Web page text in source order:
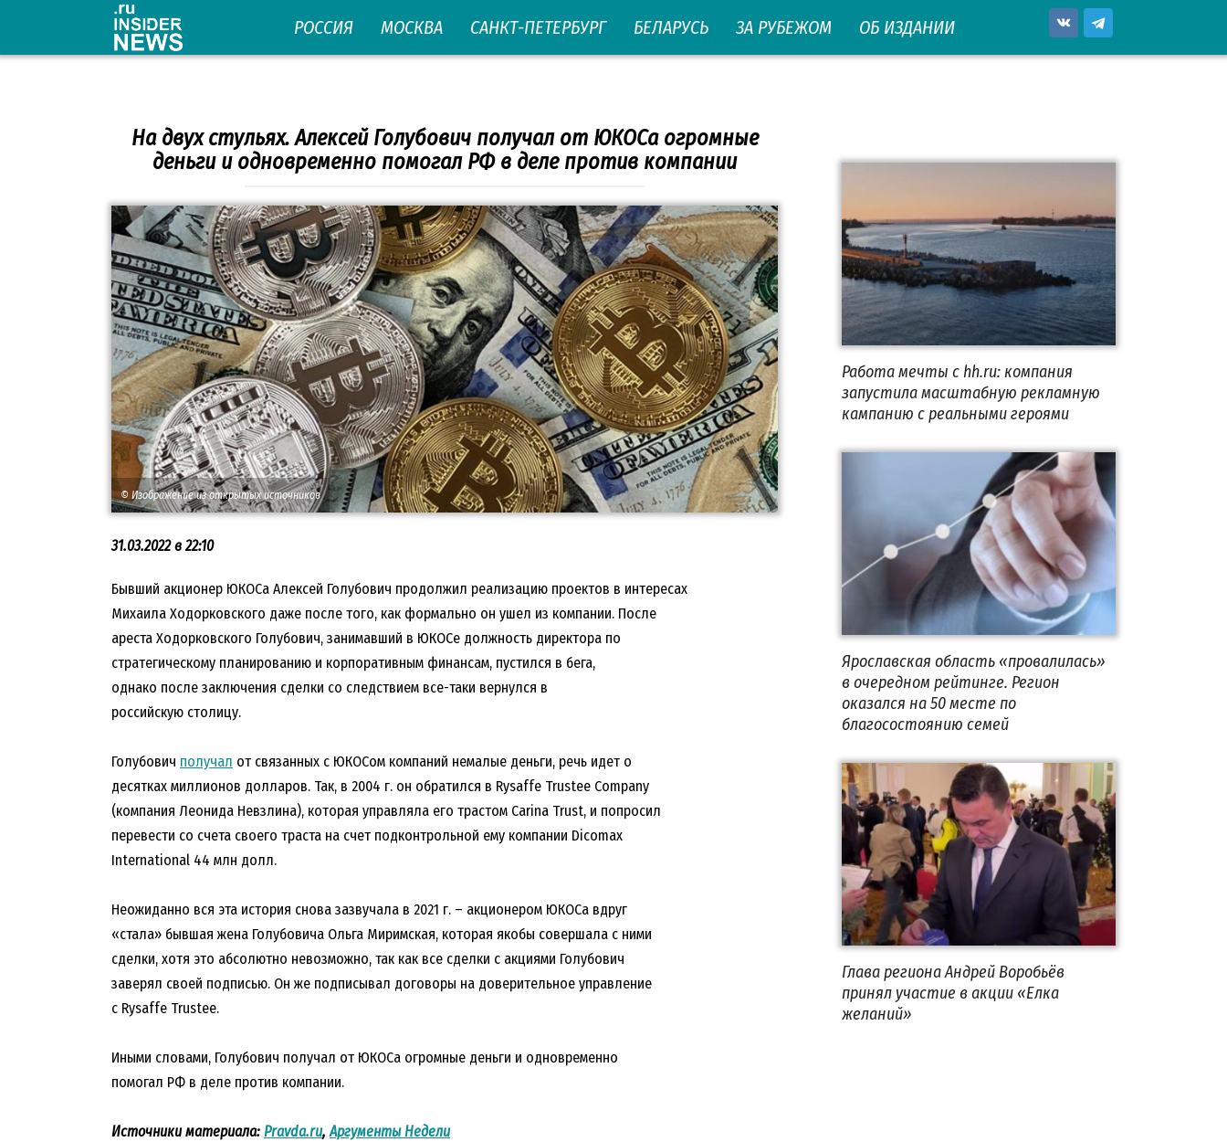
контенту
РОССИЯ МОСКВА САНКТ-ПЕТЕРБУРГ БЕЛАРУСЬ ЗА РУБЕЖОМ ОБ ИЗДАНИИ
На двух стульях. Алексей Голубович получал от ЮКОСа огромные
деньги и одновременно помогал РФ в деле против компании
© Изображение из открытых источников
31.03.2022 в 22:10
Бывший акционер ЮКОСа Алексей Голубович продолжил реализацию проектов в интересах
Михаила Ходорковского даже после того, как формально он ушел из компании. После
ареста Ходорковского Голубович, занимавший в ЮКОСе должность директора по
стратегическому планированию и корпоративным финансам, пустился в бега,
однако после заключения сделки со следствием все-таки вернулся в
российскую столицу.
Голубович получал от связанных с ЮКОСом компаний немалые деньги, речь идет о
десятках миллионов долларов. Так, в 2004 г. он обратился в Rysaffe Trustee Company
(компания Леонида Невзлина), которая управляла его трастом Carina Trust, и попросил
перевести со счета своего траста на счет подконтрольной ему компании Dicomax
International 44 млн долл.
Неожиданно вся эта история снова зазвучала в 2021 г. – акционером ЮКОСа вдруг
«стала» бывшая жена Голубовича Ольга Миримская, которая якобы совершала с ними
сделки, хотя это абсолютно невозможно, так как все сделки с акциями Голубович
заверял своей подписью. Он же подписывал договоры на доверительное управление
с Rysaffe Trustee.
Иными словами, Голубович получал от ЮКОСа огромные деньги и одновременно
помогал РФ в деле против компании.
Источники материала: Pravda.ru,Аргументы Недели
Работа мечты с hh.ru: компания
запустила масштабную рекламную
кампанию с реальными героями
Ярославская область «провалилась»
в очередном рейтинге. Регион
оказался на 50 месте по
благосостоянию семей
Глава региона Андрей Воробьёв
принял участие в акции «Елка
желаний»